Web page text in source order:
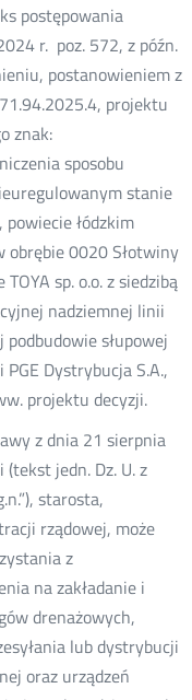
postępowania
r. poz. 572, z późn.
postanowieniem z
projektu
znak:
sposobu
stanie
łódzkim
obrębie 0020 Słotwiny
sp. o.o. z siedzibą
nadziemnej linii
słupowej
Dystrybucja S.A.,
projektu decyzji.
z dnia 21 sierpnia
jedn. Dz. U. z
starosta,
rządowej, może
z
na zakładanie i
drenażowych,
lub dystrybucji
oraz urządzeń